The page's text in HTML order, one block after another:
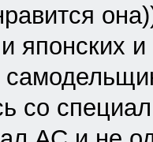
японских
со